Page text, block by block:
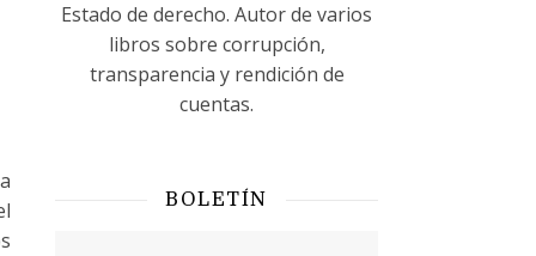
Estado de derecho. Autor de varios
libros sobre corrupción,
transparencia y rendición de
cuentas.
BOLETÍN